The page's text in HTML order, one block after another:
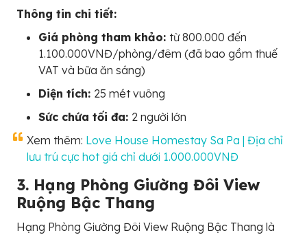
Thông tin chi tiết:
Giá phòng tham khảo: từ 800.000 đến
1.100.000VNĐ/phòng/đêm (đã bao gồm thuế
VAT và bữa ăn sáng)
Diện tích: 25 mét vuông
Sức chứa tối đa: 2 người lớn
Xem thêm: Love House Homestay Sa Pa | Địa chỉ
lưu trú cực hot giá chỉ dưới 1.000.000VNĐ
3. Hạng Phòng Giường Đôi View
Ruộng Bậc Thang
Hạng Phòng Giường Đôi View Ruộng Bậc Thang là